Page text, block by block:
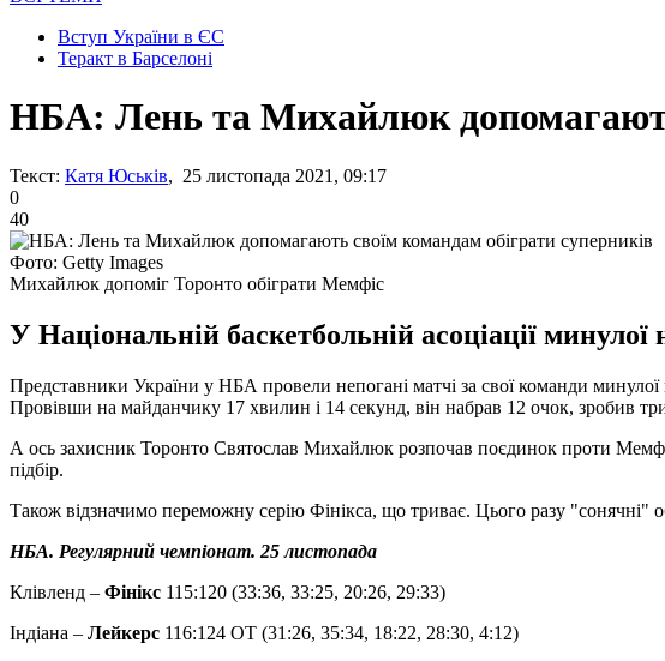
Вступ України в ЄС
Теракт в Барселоні
НБА: Лень та Михайлюк
Текст: Катя Юськів, 25 листопада 2021, 09:17
0
40
Фото: Getty Images
Михайлюк допоміг Торонто обіграти Мемфіс
У Національній баскетбольній асоціації минулої
Представники України у НБА провели непогані матчі за свої команди
Провівши на майданчику 17 хвилин і 14 секунд, він набрав 12 очок, зробив
А ось захисник Торонто Святослав Михайлюк розпочав поєдинок проти
підбір.
Також відзначимо переможну серію Фінікса, що триває. Цього разу "сонячні"
НБА. Регулярний чемпіонат. 25 листопада
Клівленд – Фінікс 115:120 (33:36, 33:25, 20:26, 29:33)
Індіана – Лейкерс 116:124 OT (31:26, 35:34, 18:22, 28:30, 4:12)